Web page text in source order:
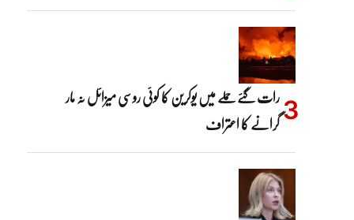
رات گئے حملے میں یوکرین کا کوئی روسی میزائل نہ مار
گرانے کا اعتراف